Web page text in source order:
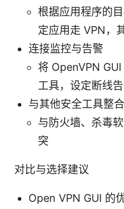
根据应用程序的
定应用走 VPN，
连接监控与告警
将 OpenVPN
工具，设定断线
与其他安全工具整合
与防火墙、杀毒
突
对比与选择建议
Open VPN GUI 的